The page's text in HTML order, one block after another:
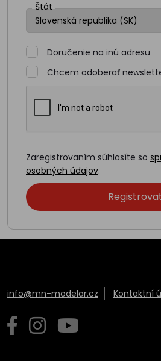
Štát
Doručenie na inú adresu
Chcem odoberať
Zaregistrovaním súhlasíte so
osobných údajov.
info@mn-modelar.cz Kontaktní